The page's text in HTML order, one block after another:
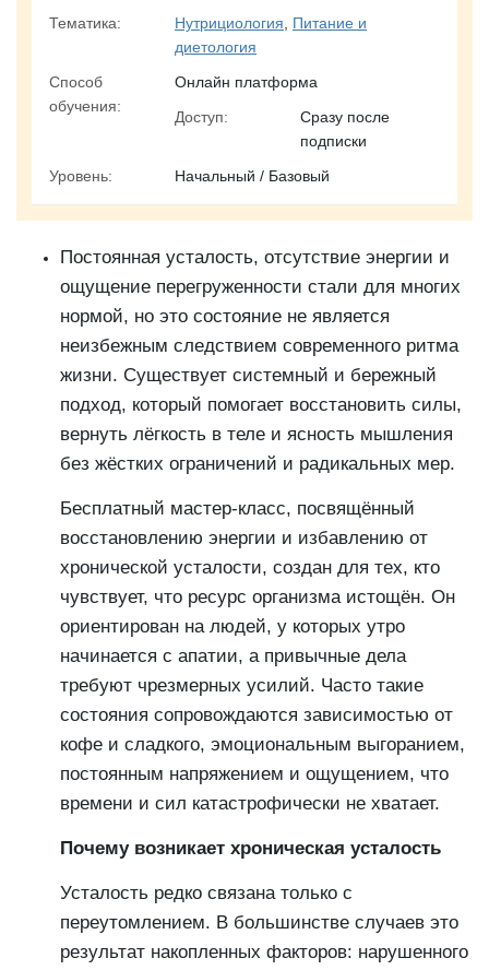
Тематика:
Нутрициология
Питание и
диетология
Способ
обучения:
Онлайн платформа
Доступ:
Сразу после
подписки
Уровень:
Начальный / Базовый
Постоянная усталость, отсутствие энергии и
ощущение перегруженности стали для многих
нормой, но это состояние не является
неизбежным следствием современного ритма
жизни. Существует системный и бережный
подход, который помогает восстановить силы,
вернуть лёгкость в теле и ясность мышления
без жёстких ограничений и радикальных мер.
Бесплатный мастер-класс, посвящённый
восстановлению энергии и избавлению от
хронической усталости, создан для тех, кто
чувствует, что ресурс организма истощён. Он
ориентирован на людей, у которых утро
начинается с апатии, а привычные дела
требуют чрезмерных усилий. Часто такие
состояния сопровождаются зависимостью от
кофе и сладкого, эмоциональным выгоранием,
постоянным напряжением и ощущением, что
времени и сил катастрофически не хватает.
Почему возникает хроническая усталость
Усталость редко связана только с
переутомлением. В большинстве случаев это
результат накопленных факторов: нарушенного